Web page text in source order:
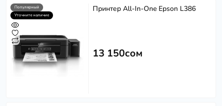
Популярный
Уточните наличие
Принтер All-In-One Epson L386
13 150сом